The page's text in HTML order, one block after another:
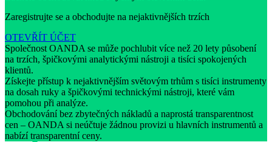
Zaregistrujte se a obchodujte na nejaktivnějších trzích
OTEVŘÍT ÚČET
Společnost OANDA se může pochlubit více než 20 lety působení
na trzích, špičkovými analytickými nástroji a tisíci spokojených
klientů.
Získejte přístup k nejaktivnějším světovým trhům s tisíci instrumenty
na dosah ruky a špičkovými technickými nástroji, které vám
pomohou při analýze.
Obchodování bez zbytečných nákladů a naprostá transparentnost
cen – OANDA si neúčtuje žádnou provizi u hlavních instrumentů a
nabízí transparentní ceny.